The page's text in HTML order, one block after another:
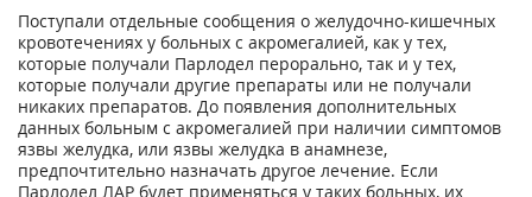
Поступали отдельные сообщения о желудочно-кишечных
кровотечениях у больных с акромегалией, как у тех,
которые получали Парлодел перорально, так и у тех,
которые получали другие препараты или не получали
никаких препаратов. До появления дополнительных
данных больным с акромегалией при наличии симптомов
язвы желудка, или язвы желудка в анамнезе,
предпочтительно назначать другое лечение. Если
Парлодел ЛАР будет применяться у таких больных, их